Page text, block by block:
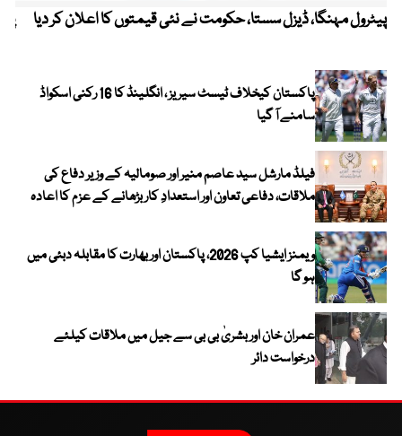
پیٹرول مہنگا، ڈیزل سستا، حکومت نے نئی قیمتوں کا اعلان کر دیا
پاکستان کیخلاف ٹیسٹ سیریز ، انگلینڈ کا 16 رکنی اسکواڈ
سامنے آ گیا
فیلڈ مارشل سید عاصم منیر اور صومالیہ کے وزیر دفاع کی
ملاقات، دفاعی تعاون اور استعدادِ کار بڑھانے کے عزم کا اعادہ
ویمنز ایشیا کپ 2026، پاکستان اور بھارت کا مقابلہ دبئی میں
ہو گا
عمران خان اور بشریٰ بی بی سے جیل میں ملاقات کیلئے
درخواست دائر